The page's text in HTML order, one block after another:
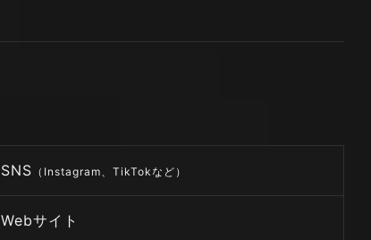
SNS （Instagram、TikTokなど）
Webサイト